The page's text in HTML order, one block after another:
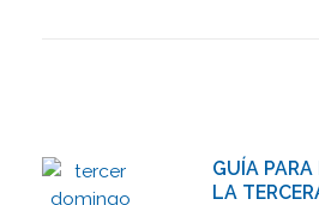
GUÍA PARA
LA